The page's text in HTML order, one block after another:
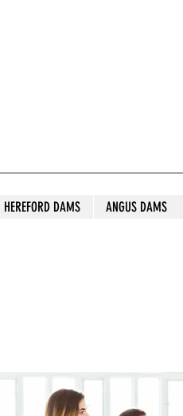
HEREFORD DAMS ANGUS DAMS